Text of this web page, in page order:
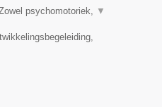
psychomotoriek, ▼